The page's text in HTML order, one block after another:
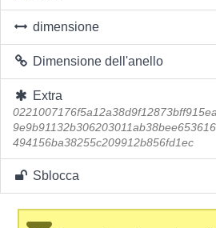
dimensione
Dimensione dell'anello
Extra
494156ba38255c209912b856fd1ec
Sblocca